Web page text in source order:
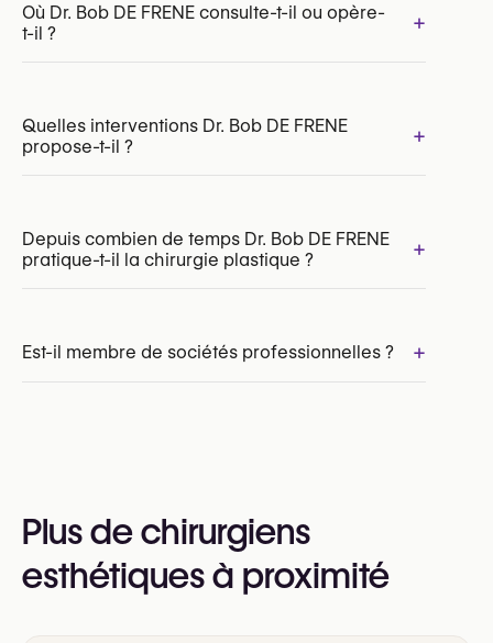
INAMI/RIZIV:
Où Dr. Bob DE FRENE consulte-t-il ou opère-
t-il ?
+
Quelles interventions Dr. Bob DE FRENE
propose-t-il ?
+
Lifting du visage (Facelift)
Lifting du cou
Rhinoplastie (opération du nez)
Depuis combien de temps Dr. Bob DE FRENE
pratique-t-il la chirurgie plastique ?
+
Est-il membre de sociétés professionnelles ? +
Groupement Belge des Spécialistes)
Plus de chirurgiens
esthétiques à proximité